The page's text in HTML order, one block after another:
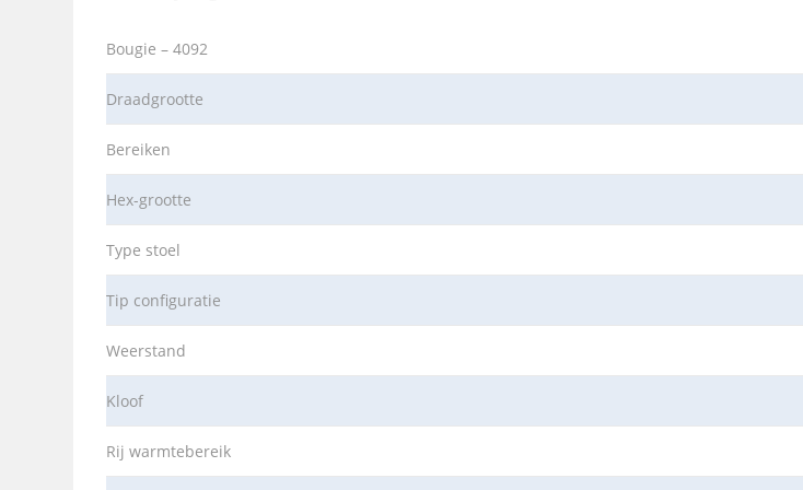
Bougie – 4092
Draadgrootte
Bereiken
Hex-grootte
Type stoel
Tip configuratie
Weerstand
Kloof
Rij warmtebereik